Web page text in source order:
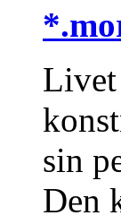
Livet
sin
Den